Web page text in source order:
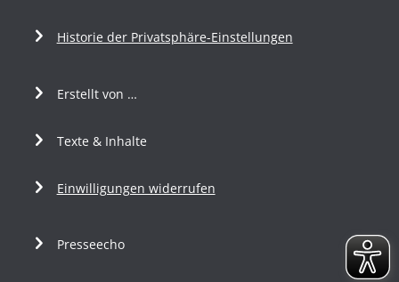
Historie der Privatsphäre-Einstellungen
Erstellt von …
Texte & Inhalte
Einwilligungen widerrufen
Presseecho